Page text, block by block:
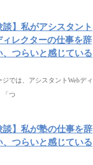
談】私がアシスタント
ィレクターの仕事を辞
、つらいと感じている
ジでは、アシスタントWebディ
「つ
談】私が塾の仕事を辞
、つらいと感じている